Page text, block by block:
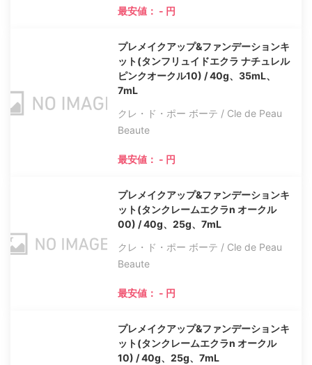
最安値： - 円
プレメイクアップ&ファンデーションキ
ット(タンフリュイドエクラ ナチュレル
ピンクオークル10) / 40g、35mL、
7mL
クレ・ド・ポー ボーテ / Cle de Peau
Beaute
最安値： - 円
プレメイクアップ&ファンデーションキ
ット(タンクレームエクラn オークル
00) / 40g、25g、7mL
クレ・ド・ポー ボーテ / Cle de Peau
Beaute
最安値： - 円
プレメイクアップ&ファンデーションキ
ット(タンクレームエクラn オークル
10) / 40g、25g、7mL